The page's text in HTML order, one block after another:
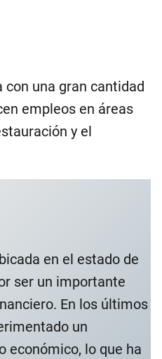
una gran cantidad
empleos en áreas
y el
en el estado de
ser un importante
En los últimos
un
económico, lo que ha